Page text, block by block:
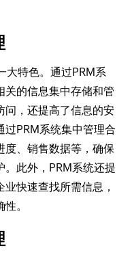
大特色。通过PRM系
关的信息集中存储和管
问，还提高了信息的安
PRM系统集中管理合
度、销售数据等，确保
。此外，PRM系统还提
快速查找所需信息，
。